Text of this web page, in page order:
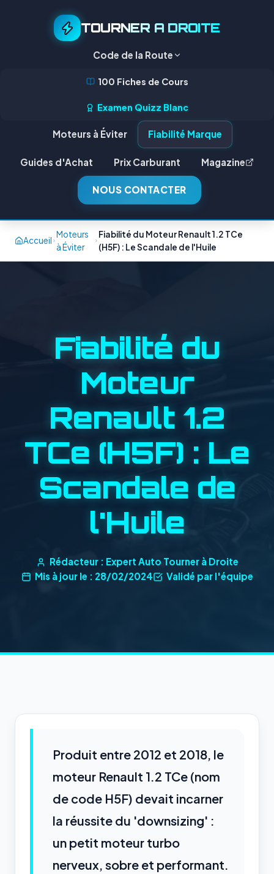
TOURNER A DROITE
Code de la Route
100 Fiches de Cours
Examen Quizz Blanc
Moteurs à Éviter Fiabilité Marque
Guides d'Achat Prix Carburant Magazine
NOUS CONTACTER
Accueil
Moteurs
à Éviter
Fiabilité du Moteur Renault 1.2 TCe
(H5F) : Le Scandale de l'Huile
Fiabilité du
Moteur
Renault 1.2
TCe (H5F) : Le
Scandale de
l'Huile
Rédacteur : Expert Auto Tourner à Droite
Mis à jour le : 28/02/2024
Validé par l'équipe
Produit entre 2012 et 2018, le
moteur Renault 1.2 TCe (nom
de code H5F) devait incarner
la réussite du 'downsizing' :
un petit moteur turbo
nerveux, sobre et performant.